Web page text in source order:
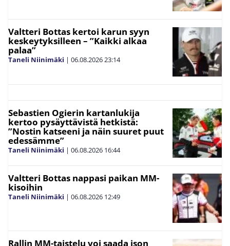
Valtteri Bottas kertoi karun syyn
keskeytyksilleen – ”Kaikki alkaa
palaa”
Taneli Niinimäki | 06.08.202623:14
Sebastien Ogierin kartanlukija
kertoo pysäyttävistä hetkistä:
”Nostin katseeni ja näin suuret puut
edessämme”
Taneli Niinimäki | 06.08.2026 16:44
Valtteri Bottas nappasi paikan MM-
kisoihin
Taneli Niinimäki | 06.08.2026 12:49
Rallin MM-taistelu voi saada ison